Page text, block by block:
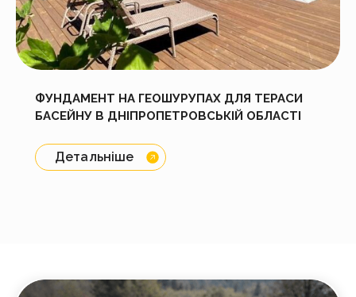
ФУНДАМЕНТ НА ГЕОШУРУПАХ ДЛЯ ТЕРАСИ
БАСЕЙНУ В ДНІПРОПЕТРОВСЬКІЙ ОБЛАСТІ
Детальніше